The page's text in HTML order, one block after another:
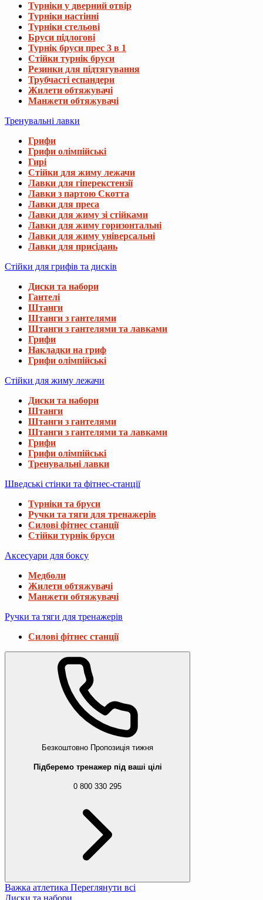
Турніки у дверний отвір
Турніки настінні
Турніки стельові
Бруси підлогові
Турнік бруси прес 3 в 1
Стійки турнік бруси
Резинки для підтягування
Трубчасті еспандери
Жилети обтяжувачі
Манжети обтяжувачі
Тренувальні лавки
Грифи
Грифи олімпійські
Гирі
Стійки для жиму лежачи
Лавки для гіперекстензії
Лавки з партою Скотта
Лавки для преса
Лавки для жиму зі стійками
Лавки для жиму горизонтальні
Лавки для жиму універсальні
Лавки для присідань
Стійки для грифів та дисків
Диски та набори
Гантелі
Штанги
Штанги з гантелями
Штанги з гантелями та лавками
Грифи
Накладки на гриф
Грифи олімпійські
Стійки для жиму лежачи
Диски та набори
Штанги
Штанги з гантелями
Штанги з гантелями та лавками
Грифи
Грифи олімпійські
Тренувальні лавки
Шведські стінки та фітнес-станції
Турніки та бруси
Ручки та тяги для тренажерів
Силові фітнес станції
Стійки турнік бруси
Аксесуари для боксу
Медболи
Жилети обтяжувачі
Манжети обтяжувачі
Ручки та тяги для тренажерів
Силові фітнес станції
Безкоштовно Пропозиція тижня
Підберемо тренажер під ваші цілі
0 800 330 295
Важка атлетика Переглянути всі
Диски та набори